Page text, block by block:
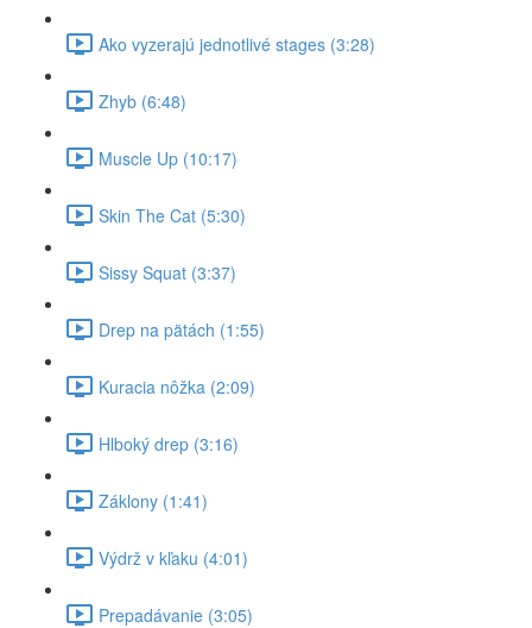
Ako vyzerajú jednotlivé stages (3:28)
Zhyb (6:48)
Muscle Up (10:17)
Skin The Cat (5:30)
Sissy Squat (3:37)
Drep na pätách (1:55)
Kuracia nôžka (2:09)
Hlboký drep (3:16)
Záklony (1:41)
Výdrž v kľaku (4:01)
Prepadávanie (3:05)